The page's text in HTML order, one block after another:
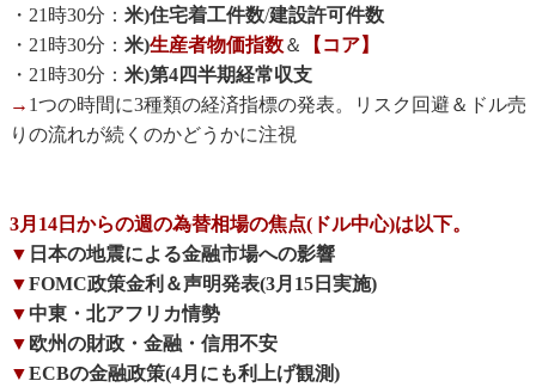
・21時30分： 米)住宅着工件数/建設許可件数
・21時30分： 米)生産者物価指数＆
【コア】
・21時30分： 米)第4四半期経常収支
→ 1つの時間に3種類の経済指標の発表。リスク回避＆ドル売
りの流れが続くのかどうかに注視
3月14日からの週の為替相場の焦点(ドル中心)は以下。
▼ 日本の地震による金融市場への影響
▼FOMC政策金利＆声明発表(3月15日実施)
▼ 中東・北アフリカ情勢
▼ 欧州の財政・金融・信用不安
▼ECBの金融政策(4月にも利上げ観測)